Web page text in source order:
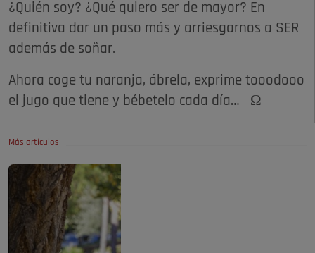
¿Quién soy? ¿Qué quiero ser de mayor? En
definitiva dar un paso más y arriesgarnos a SER
además de soñar.
Ahora coge tu naranja, ábrela, exprime tooodooo
el jugo que tiene y bébetelo cada día… Ω
Más artículos